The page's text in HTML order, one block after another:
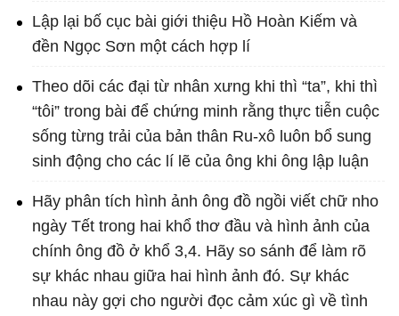
Lập lại bố cục bài giới thiệu Hồ Hoàn Kiếm và
đền Ngọc Sơn một cách hợp lí
Theo dõi các đại từ nhân xưng khi thì “ta”, khi thì
“tôi” trong bài để chứng minh rằng thực tiễn cuộc
sống từng trải của bản thân Ru-xô luôn bổ sung
sinh động cho các lí lẽ của ông khi ông lập luận
Hãy phân tích hình ảnh ông đồ ngồi viết chữ nho
ngày Tết trong hai khổ thơ đầu và hình ảnh của
chính ông đồ ở khổ 3,4. Hãy so sánh để làm rõ
sự khác nhau giữa hai hình ảnh đó. Sự khác
nhau này gợi cho người đọc cảm xúc gì về tình